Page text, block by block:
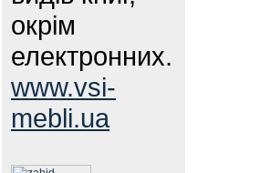
окрім
електронних.
www.vsi-
mebli.ua